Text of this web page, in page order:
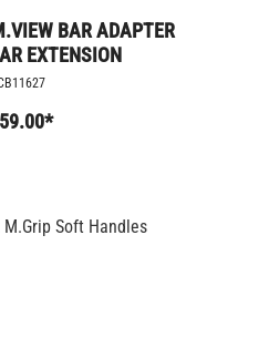
BAR ADAPTER
EXTENSION